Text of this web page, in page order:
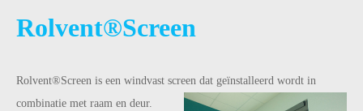
Rolvent®Screen
Rolvent®Screen is een windvast screen dat geïnstalleerd wordt in
combinatie met raam en deur.